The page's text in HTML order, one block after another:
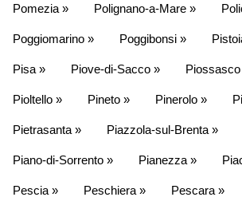
Pomezia » Polignano-a-Mare »
Poggiomarino » Poggibonsi »
Pisa » Piove-di-Sacco »
Pioltello » Pineto » Pinerolo »
Pietrasanta » Piazzola-sul-Brenta »
Piano-di-Sorrento » Pianezza »
Pescia » Peschiera » Pescara »